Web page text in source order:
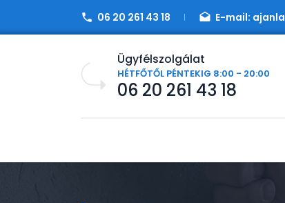
06 20 261 43 18 E-mail:
Ügyfélszolgálat
HÉTFŐTŐL PÉNTEKIG 8:00 - 20:00
06 20 261 43 18